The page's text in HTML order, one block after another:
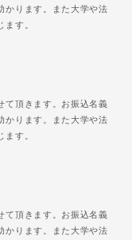
かります。また大学や法
ます。
て頂きます。お振込名義
かります。また大学や法
ます。
て頂きます。お振込名義
かります。また大学や法